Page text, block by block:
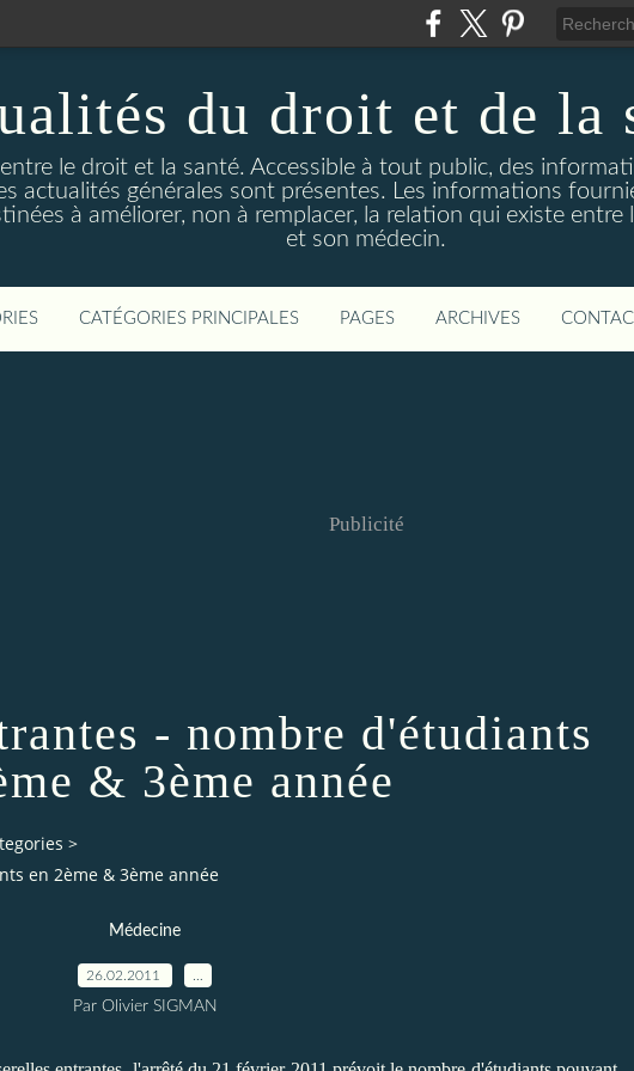
du droit et de la
le droit et la santé. Accessible à tout public, des
actualités générales sont présentes. Les informations
à améliorer, non à remplacer, la relation qui existe
et son médecin.
CATÉGORIES PRINCIPALES PAGES ARCHIVES
Publicité
- nombre d'étudiants
& 3ème année
>
en 2ème & 3ème année
Médecine
26.02.2011
Par Olivier SIGMAN